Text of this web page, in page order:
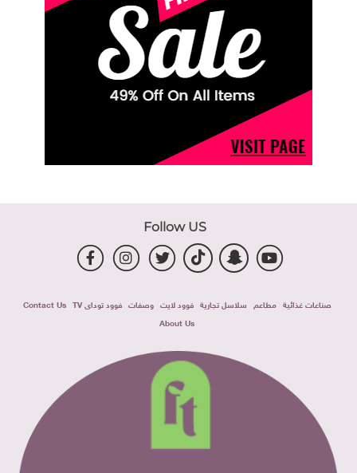
Follow US
صناعات غذائية مطاعم سلاسل تجارية فوود لايت وصفات فوود توداى TV
Contact Us
About Us